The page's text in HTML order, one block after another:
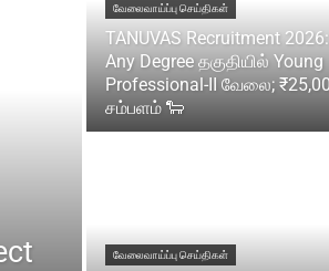
வேலைவாய்ப்பு செய்திகள்
TANUVAS Recruitment 2026:
Any Degree தகுதியில் Young
Professional-II வேலை;
சம்பளம் 🐑
வேலைவாய்ப்பு செய்திகள்